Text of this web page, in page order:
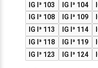
IG I³ 103
IG I³ 104
IG I³ 108
IG I³ 109
IG I³ 113
IG I³ 114
IG I³ 118
IG I³ 119
IG I³ 123
IG I³ 124